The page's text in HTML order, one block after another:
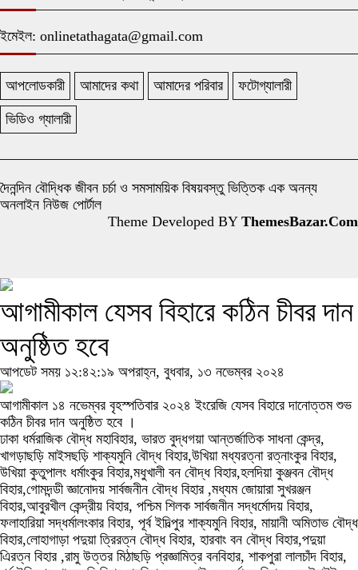
ইমেইল: onlinetathagata@gmail.com
আপলোডকারী আমাদের কথা আমাদের পরিবার ফটোগ্যালারী
ভিডিও গ্যালারী
দৈনন্দিন বৌদ্ধিক জীবন চর্চা ও সমসাময়িক বিষয়বস্তু ভিত্তিক এক অনন্য
অনলাইন নিউজ পোর্টাল
Theme Developed BY ThemesBazar.Com
আগামীকাল যেসব বিহারে কঠিন চীবর দান
অনুষ্ঠিত হবে
আপডেট সময় ১২:৪২:১৯ অপরাহ্ন, বুধবার, ১৩ নভেম্বর ২০২৪
আগামীকাল ১৪ নভেম্বর বৃহস্পতিবার ২০২৪ ইংরেজি যেসব বিহারে দানোত্তম শুভ
কঠিন চীবর দান অনুষ্ঠিত হবে ।
ঢাকা ধর্মরাজিক বৌদ্ধ মহাবিহার, ভারত বুদ্ধগয়া আন্তর্জাতিক সাধনা কেন্দ্র,
খাগড়াছড়ি মাইসছড়ি শাক্যমুনি বৌদ্ধ বিহার,উখিয়া মধ্যরত্না রত্নাংকুর বিহার,
উখিয়া কুতুপালং ধর্মাংকুর বিহার,মধুখালী বন বৌদ্ধ বিহার,হলদিয়া কুঞ্জবন বৌদ্ধ
বিহার,গোমদন্ডী জ্ঞানোদয় সার্বজনীন বৌদ্ধ বিহার ,মধ্যম জোয়ারা সুখরঞ্জন
বিহার,আবুরখীল কেন্দ্রীয় বিহার, পশ্চিম শিলক সার্বজনীন সদ্ধর্মোদয় বিহার,
ফলাহারিয়া সদ্ধর্মালংকার বিহার, পূর্ব ইদিল্পুর শাক্যমুনি বিহার, মায়ানী অমিতাভ বৌদ্ধ
বিহার,লোহাগাড়া পদুয়া ত্রিরত্ন বৌদ্ধ বিহার, হারবাং বন বৌদ্ধ বিহার,পদুয়া
এিরত্ন বিহার ,রামু উত্তর মিঠাছড়ি প্রজ্ঞামিত্র বনবিহার, শাকপুরা লালচাঁদ বিহার,